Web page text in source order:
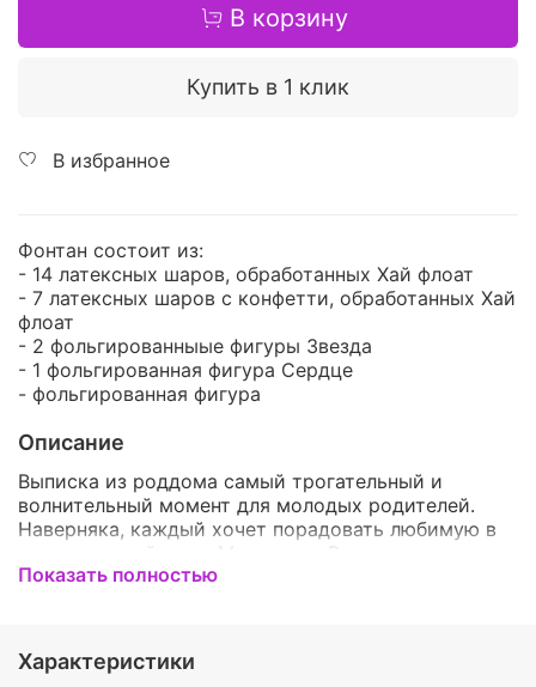
В корзину
Купить в 1 клик
В избранное
Фонтан состоит из:
- 14 латексных шаров, обработанных Хай флоат
- 7 латексных шаров с конфетти, обработанных Хай
флоат
- 2 фольгированныые фигуры Звезда
- 1 фольгированная фигура Сердце
- фольгированная фигура
Описание
Выписка из роддома самый трогательный и
волнительный момент для молодых родителей.
Наверняка, каждый хочет порадовать любимую в
этот набор. Он идеально подойдёт к такому
к поздравлению, они поднимут настроение и
заставят запомнить рождения малыша как
Показать полностью
Характеристики